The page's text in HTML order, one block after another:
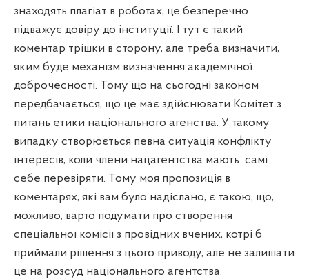
знаходять плагіат в роботах, це безперечно
підважує довіру до інституції. І тут є такий
коментар трішки в сторону, але треба визначити,
яким буде механізм визначення академічної
доброчесності. Тому що на сьогодні законом
передбачається, що це має здійснювати Комітет з
питань етики національного агенства. У такому
випадку створюється певна ситуація конфлікту
інтересів, коли члени нацагентства мають самі
себе перевіряти. Тому моя пропозиція в
коментарях, які вам було надіслано, є такою, що,
можливо, варто подумати про створення
спеціальної комісії з провідних вчених, котрі б
приймали рішення з цього приводу, але не залишати
це на розсуд національного агентства.